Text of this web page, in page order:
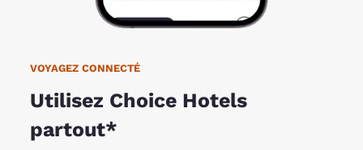
VOYAGEZ CONNECTÉ
Utilisez Choice Hotels
partout*